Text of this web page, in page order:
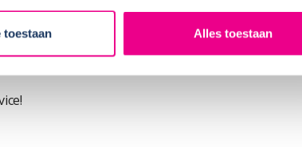
toestaan Alles toestaan
het feit dat
goed
Plaats / Provincie: Den
mei 2015